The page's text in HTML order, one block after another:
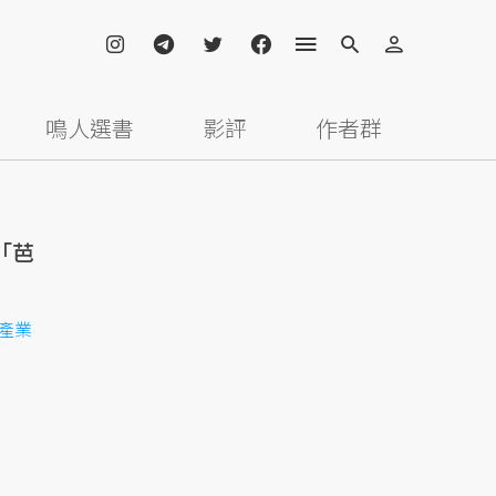
鳴人選書 影評 作者群
芭
業